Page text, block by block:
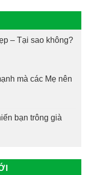
– Tại sao không?
mà các Mẹ nên
bạn trông già